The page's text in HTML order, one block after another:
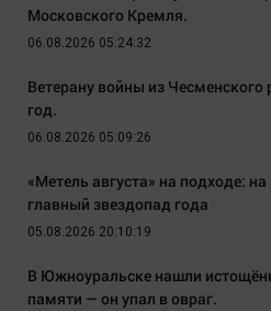
Московского Кремля.
06.08.2026 05:24:32
Ветерану войны из Чесменского
год.
06.08.2026 05:09:26
«Метель августа» на подходе:
главный звездопад года
05.08.2026 20:10:19
В Южноуральске нашли
памяти — он упал в овраг.